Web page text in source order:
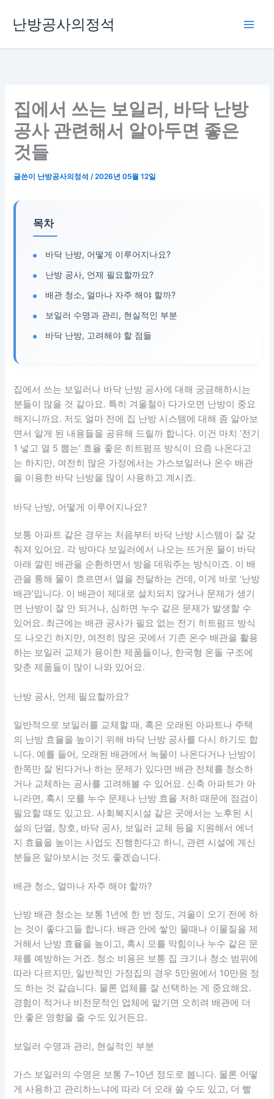
로
난방공사의정석
집에서 쓰는 보일러, 바닥 난방
공사 관련해서 알아두면 좋은
것들
글쓴이 난방공사의정석/2026년 05월 12일
목차
바닥 난방, 어떻게 이루어지나요?
난방 공사, 언제 필요할까요?
배관 청소, 얼마나 자주 해야 할까?
보일러 수명과 관리, 현실적인 부분
바닥 난방, 고려해야 할 점들
집에서 쓰는 보일러나 바닥 난방 공사에 대해 궁금해하시는
분들이 많을 것 같아요. 특히 겨울철이 다가오면 난방이 중요
해지니까요. 저도 얼마 전에 집 난방 시스템에 대해 좀 알아보
면서 알게 된 내용들을 공유해 드릴까 합니다. 이건 마치 ‘전기
1 넣고 열 5 뽑는’ 효율 좋은 히트펌프 방식이 요즘 나온다고
는 하지만, 여전히 많은 가정에서는 가스보일러나 온수 배관
을 이용한 바닥 난방을 많이 사용하고 계시죠.
바닥 난방, 어떻게 이루어지나요?
보통 아파트 같은 경우는 처음부터 바닥 난방 시스템이 잘 갖
춰져 있어요. 각 방마다 보일러에서 나오는 뜨거운 물이 바닥
아래 깔린 배관을 순환하면서 방을 데워주는 방식이죠. 이 배
관을 통해 물이 흐르면서 열을 전달하는 건데, 이게 바로 ‘난방
배관’입니다. 이 배관이 제대로 설치되지 않거나 문제가 생기
면 난방이 잘 안 되거나, 심하면 누수 같은 문제가 발생할 수
있어요. 최근에는 배관 공사가 필요 없는 전기 히트펌프 방식
도 나오긴 하지만, 여전히 많은 곳에서 기존 온수 배관을 활용
하는 보일러 교체가 용이한 제품들이나, 한국형 온돌 구조에
맞춘 제품들이 많이 나와 있어요.
난방 공사, 언제 필요할까요?
일반적으로 보일러를 교체할 때, 혹은 오래된 아파트나 주택
의 난방 효율을 높이기 위해 바닥 난방 공사를 다시 하기도 합
니다. 예를 들어, 오래된 배관에서 녹물이 나온다거나 난방이
한쪽만 잘 된다거나 하는 문제가 있다면 배관 전체를 청소하
거나 교체하는 공사를 고려해볼 수 있어요. 신축 아파트가 아
니라면, 혹시 모를 누수 문제나 난방 효율 저하 때문에 점검이
필요할 때도 있고요. 사회복지시설 같은 곳에서는 노후된 시
설의 단열, 창호, 바닥 공사, 보일러 교체 등을 지원해서 에너
지 효율을 높이는 사업도 진행한다고 하니, 관련 시설에 계신
분들은 알아보시는 것도 좋겠습니다.
배관 청소, 얼마나 자주 해야 할까?
난방 배관 청소는 보통 1년에 한 번 정도, 겨울이 오기 전에 하
는 것이 좋다고들 합니다. 배관 안에 쌓인 물때나 이물질을 제
거해서 난방 효율을 높이고, 혹시 모를 막힘이나 누수 같은 문
제를 예방하는 거죠. 청소 비용은 보통 집 크기나 청소 범위에
따라 다르지만, 일반적인 가정집의 경우 5만원에서 10만원 정
도 하는 것 같습니다. 물론 업체를 잘 선택하는 게 중요해요.
경험이 적거나 비전문적인 업체에 맡기면 오히려 배관에 더
안 좋은 영향을 줄 수도 있거든요.
보일러 수명과 관리, 현실적인 부분
가스 보일러의 수명은 보통 7~10년 정도로 봅니다. 물론 어떻
게 사용하고 관리하느냐에 따라 더 오래 쓸 수도 있고, 더 빨